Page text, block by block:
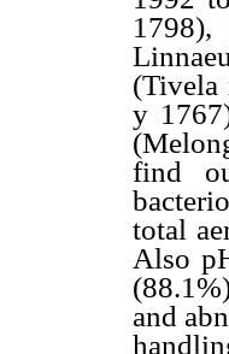
1798),
(Tivela
y
find
total
Also
and